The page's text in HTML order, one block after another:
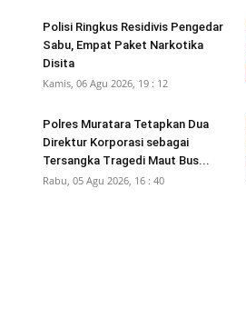
Polisi Ringkus Residivis Pengedar
Sabu, Empat Paket Narkotika
Disita
Kamis, 06 Agu 2026, 19 : 12
Polres Muratara Tetapkan Dua
Direktur Korporasi sebagai
Tersangka Tragedi Maut Bus...
Rabu, 05 Agu 2026, 16 : 40